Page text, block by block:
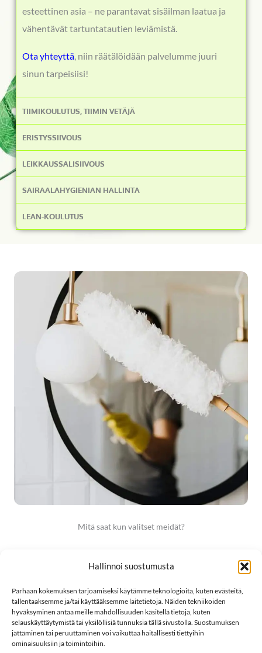
Hallinnoi suostumusta
Parhaan kokemuksen tarjoamiseksi käytämme teknologioita, kuten evästeitä,
tallentaaksemme ja/tai käyttääksemme laitetietoja. Näiden tekniikoiden
hyväksyminen antaa meille mahdollisuuden käsitellä tietoja, kuten
selauskäyttäytymistä tai yksilöllisiä tunnuksia tällä sivustolla. Suostumuksen
jättäminen tai peruuttaminen voi vaikuttaa haitallisesti tiettyihin
ominaisuuksiin ja toimintoihin.
esteettinen asia – ne parantavat sisäilman laatua ja
vähentävät tartuntatautien leviämistä.
Ota yhteyttä, niin räätälöidään palvelumme juuri
sinun tarpeisiisi!
TIIMIKOULUTUS, TIIMIN VETÄJÄ
ERISTYSSIIVOUS
LEIKKAUSSALISIIVOUS
SAIRAALAHYGIENIAN HALLINTA
LEAN-KOULUTUS
Mitä saat kun valitset meidät?
Puhtaat ja raikkaat työtilat
Pölyttömämpi ja terveellisempi ympäristö, jossa on